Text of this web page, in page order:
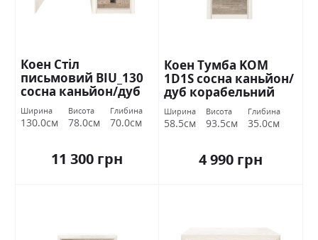
Коен Стіл
письмовий BIU_130
сосна каньйон/дуб
корабельний БРВ
Україна
Ширина
130.0см
Висота
78.0см
Глибина
70.0см
11 300 грн
Коен Тумба KOM
1D1S сосна каньйон/
дуб корабельний
БРВ Україна
Ширина
58.5см
Висота
93.5см
Глибина
35.0см
4 990 грн